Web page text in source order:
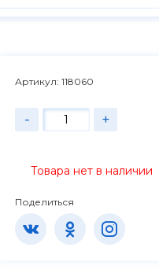
Артикул: 118060
- +
Товара нет в наличии
Поделиться